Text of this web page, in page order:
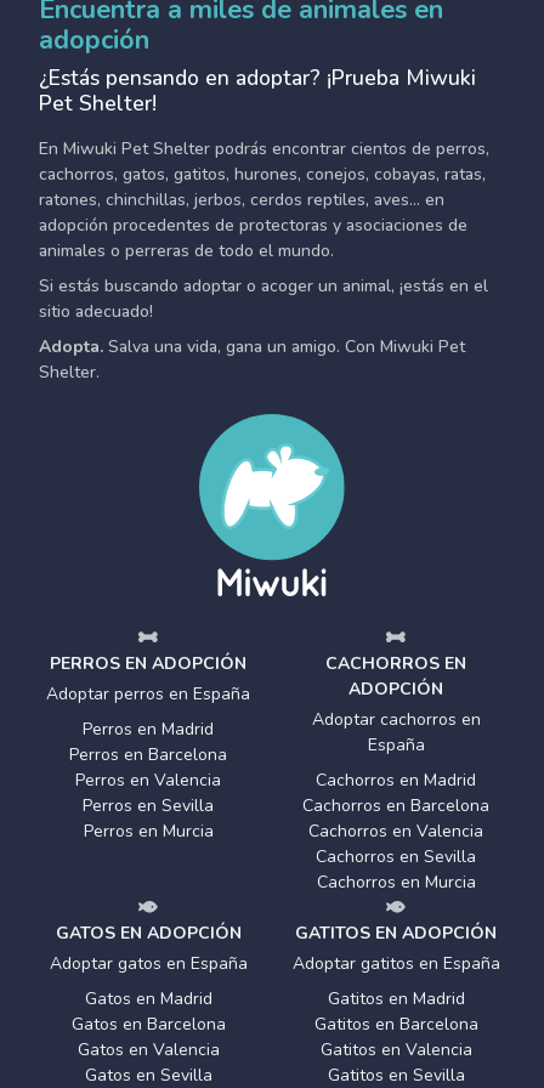
Encuentra a miles de animales en
adopción
¿Estás pensando en adoptar? ¡Prueba Miwuki
Pet Shelter!
En Miwuki Pet Shelter podrás encontrar cientos de perros,
cachorros, gatos, gatitos, hurones, conejos, cobayas, ratas,
ratones, chinchillas, jerbos, cerdos reptiles, aves... en
adopción procedentes de protectoras y asociaciones de
animales o perreras de todo el mundo.
Si estás buscando adoptar o acoger un animal, ¡estás en el
sitio adecuado!
Adopta. Salva una vida, gana un amigo. Con Miwuki Pet
Shelter.
PERROS EN ADOPCIÓN
Adoptar perros en España
Perros en Madrid
Perros en Barcelona
Perros en Valencia
Perros en Sevilla
Perros en Murcia
CACHORROS EN
ADOPCIÓN
Adoptar cachorros en
España
Cachorros en Madrid
Cachorros en Barcelona
Cachorros en Valencia
Cachorros en Sevilla
Cachorros en Murcia
GATOS EN ADOPCIÓN
Adoptar gatos en España
Gatos en Madrid
Gatos en Barcelona
Gatos en Valencia
Gatos en Sevilla
GATITOS EN ADOPCIÓN
Adoptar gatitos en España
Gatitos en Madrid
Gatitos en Barcelona
Gatitos en Valencia
Gatitos en Sevilla